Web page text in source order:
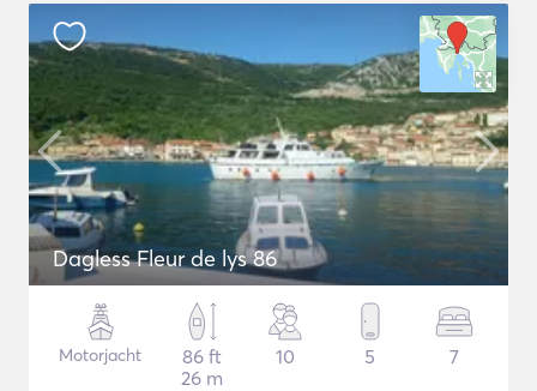
Dagless Fleur de lys 86
Motorjacht
86 ft
26 m
10 5 7